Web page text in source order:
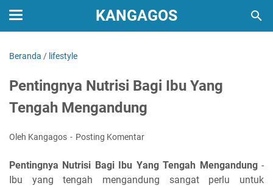
KANGAGOS
Beranda / lifestyle
Pentingnya Nutrisi Bagi Ibu Yang
Tengah Mengandung
Oleh Kangagos Posting Komentar
Pentingnya Nutrisi Bagi Ibu Yang Tengah Mengandung-
Ibu yang tengah mengandung sangat perlu untuk